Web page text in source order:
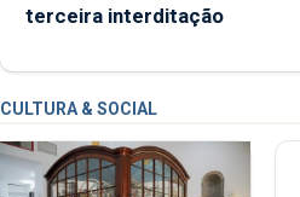
terceira interditação
CULTURA & SOCIAL